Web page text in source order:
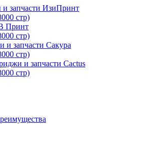
запчасти ИзиПринт
Принт
и запчасти Сакура
и запчасти Cactus